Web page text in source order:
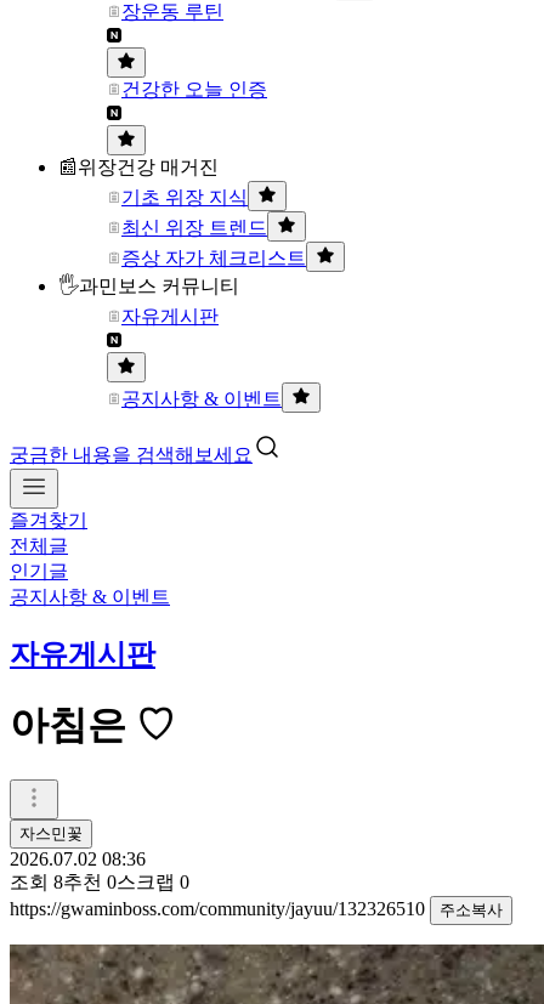
장운동 루틴
건강한 오늘 인증
📰위장건강 매거진
기초 위장 지식
최신 위장 트렌드
증상 자가 체크리스트
🖐과민보스 커뮤니티
자유게시판
공지사항 & 이벤트
궁금한 내용을 검색해보세요
즐겨찾기
전체글
인기글
공지사항 & 이벤트
자유게시판
아침은 ♡
자스민꽃
2026.07.02 08:36
조회 8추천 0스크랩 0
https://gwaminboss.com/community/jayuu/132326510
주소복사